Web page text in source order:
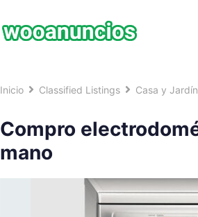
Inicio Classified Listings Casa y Jardí­n
Compro
mano